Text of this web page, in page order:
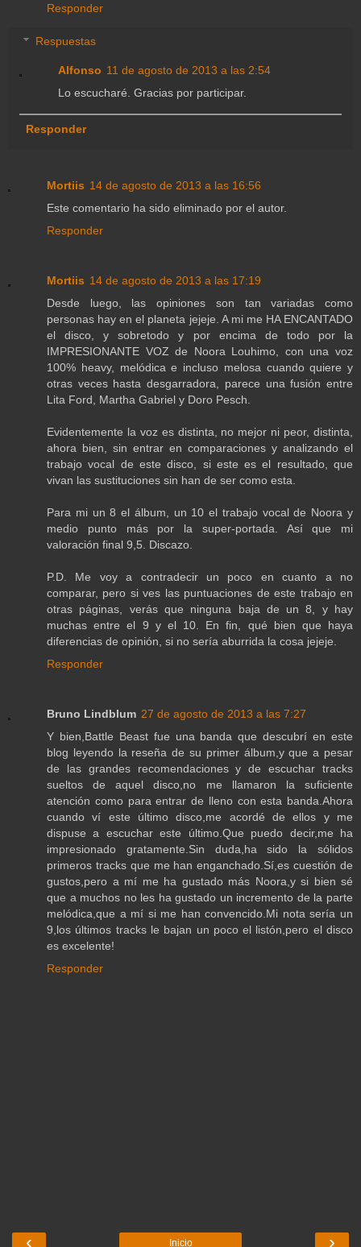
Responder
Respuestas
Alfonso 11 de agosto de 2013 a las 2:54
Lo escucharé. Gracias por participar.
Responder
Mortiis 14 de agosto de 2013 a las 16:56
Este comentario ha sido eliminado por el autor.
Responder
Mortiis 14 de agosto de 2013 a las 17:19
Desde luego, las opiniones son tan variadas como
personas hay en el planeta jejeje. A mi me HA ENCANTADO
el disco, y sobretodo y por encima de todo por la
IMPRESIONANTE VOZ de Noora Louhimo, con una voz
100% heavy, melódica e incluso melosa cuando quiere y
otras veces hasta desgarradora, parece una fusión entre
Lita Ford, Martha Gabriel y Doro Pesch.
Evidentemente la voz es distinta, no mejor ni peor, distinta,
ahora bien, sin entrar en comparaciones y analizando el
trabajo vocal de este disco, si este es el resultado, que
vivan las sustituciones sin han de ser como esta.
Para mi un 8 el álbum, un 10 el trabajo vocal de Noora y
medio punto más por la super-portada. Así que mi
valoración final 9,5. Discazo.
P.D. Me voy a contradecir un poco en cuanto a no
comparar, pero si ves las puntuaciones de este trabajo en
otras páginas, verás que ninguna baja de un 8, y hay
muchas entre el 9 y el 10. En fin, qué bien que haya
diferencias de opinión, si no sería aburrida la cosa jejeje.
Responder
Bruno Lindblum 27 de agosto de 2013 a las 7:27
Y bien,Battle Beast fue una banda que descubrí en este
blog leyendo la reseña de su primer álbum,y que a pesar
de las grandes recomendaciones y de escuchar tracks
sueltos de aquel disco,no me llamaron la suficiente
atención como para entrar de lleno con esta banda.Ahora
cuando ví este último disco,me acordé de ellos y me
dispuse a escuchar este último.Que puedo decir,me ha
impresionado gratamente.Sin duda,ha sido la sólidos
primeros tracks que me han enganchado.Sí,es cuestión de
gustos,pero a mí me ha gustado más Noora,y si bien sé
que a muchos no les ha gustado un incremento de la parte
melódica,que a mí si me han convencido.Mi nota sería un
9,los últimos tracks le bajan un poco el listón,pero el disco
es excelente!
Responder
‹ ›
Inicio